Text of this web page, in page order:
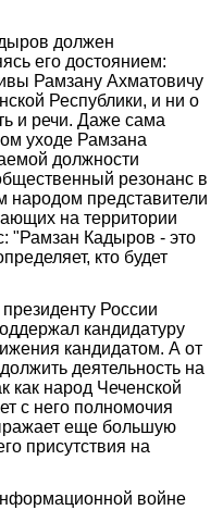
должен
его достоянием:
Рамзану Ахматовичу
Республики, и ни о
и речи. Даже сама
уходе Рамзана
должности
резонанс в
народом представители
на территории
"Рамзан Кадыров - это
кто будет
России
кандидатуру
кандидатом. А от
деятельность на
как народ Чеченской
с него полномочия
еще большую
присутствия на
войне